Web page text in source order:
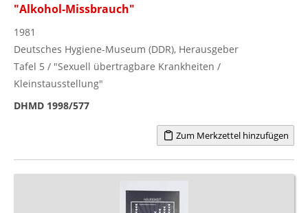
"Alkohol-Missbrauch"
1981
Deutsches Hygiene-Museum (DDR), Herausgeber
Tafel 5 / "Sexuell übertragbare Krankheiten /
Kleinstausstellung"
DHMD 1998/577
Zum Merkzettel hinzufügen